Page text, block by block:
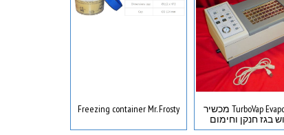
TurboVap Evaporator מכשיר
בגז חנקן וחימום
Freezing container Mr. Frosty